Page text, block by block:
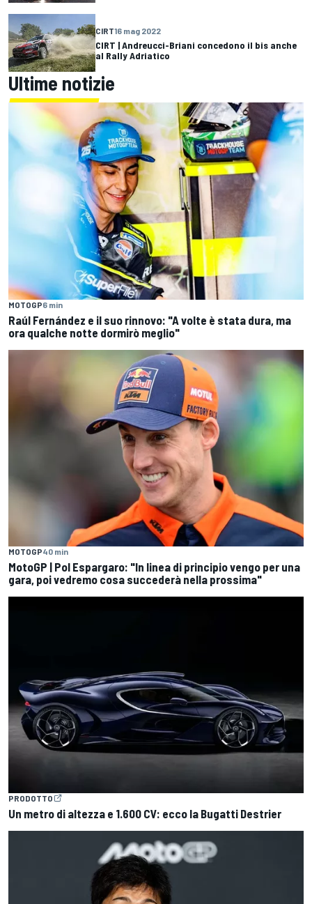
CIRT16 mag 2022
CIRT | Andreucci-Briani concedono il bis anche
al Rally Adriatico
Ultime notizie
MOTOGP6 min
Raúl Fernández e il suo rinnovo: "A volte è stata dura, ma
ora qualche notte dormirò meglio"
MOTOGP40 min
MotoGP | Pol Espargaro: "In linea di principio vengo per una
gara, poi vedremo cosa succederà nella prossima"
PRODOTTO
Un metro di altezza e 1.600 CV: ecco la Bugatti Destrier